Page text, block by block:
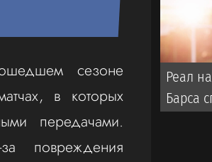
сезоне
в которых
передачами.
повреждения
Реал
Барса